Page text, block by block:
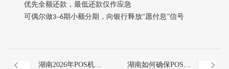
优先全额还款，最低还款仅作应急
可偶尔做3–6期小额分期‌，向银行释放“愿付息”信号
湖南2026年POS机合 湖南如何确保POS机